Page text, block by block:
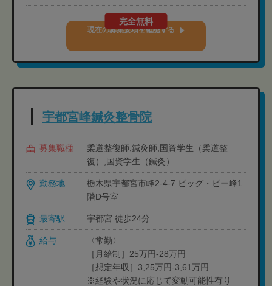
完全無料
現在の募集要項を確認する
宇都宮峰鍼灸整骨院
募集職種
柔道整復師,鍼灸師,国資学生（柔道整
復）,国資学生（鍼灸）
勤務地
栃木県宇都宮市峰2-4-7 ビッグ・ビー峰1
階D号室
最寄駅 宇都宮 徒歩24分
給与
〈常勤〉
［月給制］25万円-28万円
［想定年収］3,25万円-3,61万円
※経験や状況に応じて変動可能性有り